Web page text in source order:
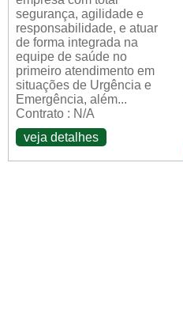
segurança, agilidade e
responsabilidade, e atuar
de forma integrada na
equipe de saúde no
primeiro atendimento em
situações de Urgência e
Emergência, além...
Contrato : N/A
veja detalhes